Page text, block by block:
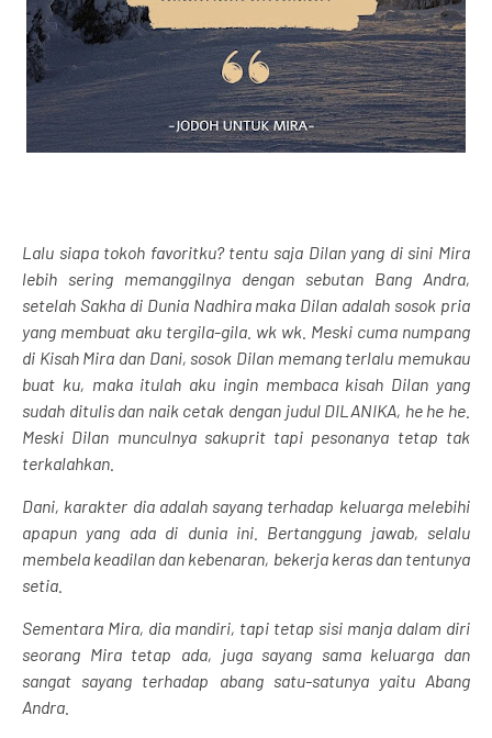
Lalu siapa tokoh favoritku? tentu saja Dilan yang di sini Mira
lebih sering memanggilnya dengan sebutan Bang Andra,
setelah Sakha di Dunia Nadhira maka Dilan adalah sosok pria
yang membuat aku tergila-gila. wk wk. Meski cuma numpang
di Kisah Mira dan Dani, sosok Dilan memang terlalu memukau
buat ku, maka itulah aku ingin membaca kisah Dilan yang
sudah ditulis dan naik cetak dengan judul DILANIKA, he he he.
Meski Dilan munculnya sakuprit tapi pesonanya tetap tak
terkalahkan.
Dani, karakter dia adalah sayang terhadap keluarga melebihi
apapun yang ada di dunia ini. Bertanggung jawab, selalu
membela keadilan dan kebenaran, bekerja keras dan tentunya
setia.
Sementara Mira, dia mandiri, tapi tetap sisi manja dalam diri
seorang Mira tetap ada, juga sayang sama keluarga dan
sangat sayang terhadap abang satu-satunya yaitu Abang
Andra.